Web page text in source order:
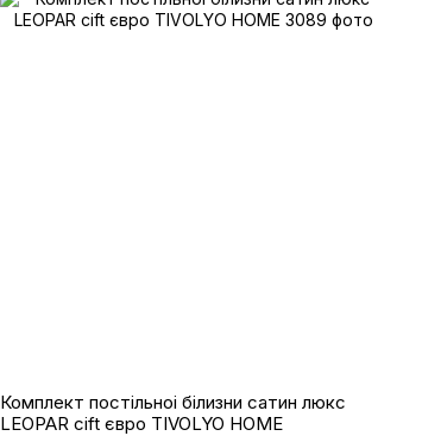
Комплект постільноі білизни cатин люкс
LEOPAR cift євро TIVOLYO HOME